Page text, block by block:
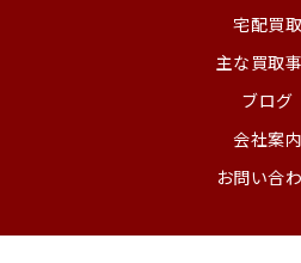
宅配買取
主な買取
ブログ
会社案内
お問い合